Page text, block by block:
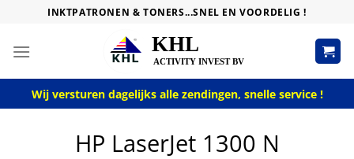
content
INKTPATRONEN & TONERS...SNEL EN VOORDELIG !
Wij versturen dagelijks alle zendingen, snelle service !
HP LaserJet 1300 N